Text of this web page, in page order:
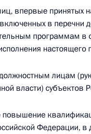
закон от
в статьи 85 и
закон от
впервые принятых
в перечни
программам в
лицам
власти)
Федерации, в